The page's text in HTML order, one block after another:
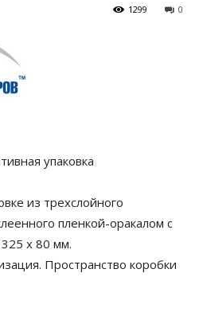
0
1299
упаковка
из трехслойного
пленкой-оракалом с
х 80 мм.
Пространство коробки